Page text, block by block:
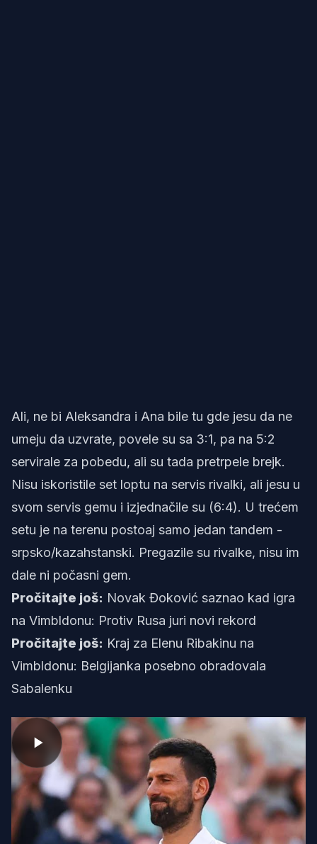
Ali, ne bi Aleksandra i Ana bile tu gde jesu da ne
umeju da uzvrate, povele su sa 3:1, pa na 5:2
servirale za pobedu, ali su tada pretrpele brejk.
Nisu iskoristile set loptu na servis rivalki, ali jesu u
svom servis gemu i izjednačile su (6:4). U trećem
setu je na terenu postoaj samo jedan tandem -
srpsko/kazahstanski. Pregazile su rivalke, nisu im
dale ni počasni gem.
Pročitajte još: Novak Đoković saznao kad igra
na Vimbldonu: Protiv Rusa juri novi rekord
Pročitajte još: Kraj za Elenu Ribakinu na
Vimbldonu: Belgijanka posebno obradovala
Sabalenku